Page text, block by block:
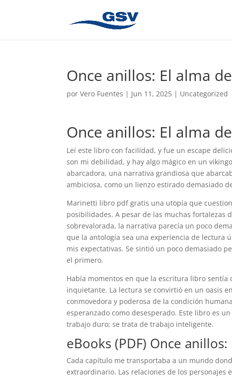
Once anillos: El alma
porVero Fuentes | Jun 11, 2025 | Uncategorized
Once anillos: El alma
Leí este libro con facilidad, y fue un escape
son mi debilidad, y hay algo mágico en un
abarcadora, una narrativa grandiosa que
ambiciosa, como un lienzo estirado demasiado
Marinetti libro pdf gratis una utopía que
posibilidades. A pesar de las muchas fortalezas
sobrevalorada, la narrativa parecía un poco
que la antología sea una experiencia de lectura
mis expectativas. Se sintió un poco demasiado
el primero.
Había momentos en que la escritura libro
inquietante. La lectura se convirtió en un oasis
conmovedora y poderosa de la condición
esperanzado como desesperado. Este libro es
trabajo duro; se trata de trabajo inteligente.
eBooks (PDF) Once
Cada capítulo me transportaba a un mundo
extraordinario. Las relaciones de los